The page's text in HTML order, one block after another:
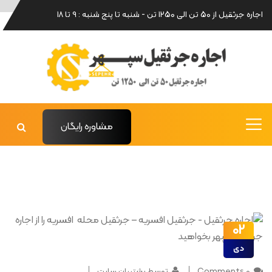
اجاره جرثقیل از 50 تن الی 1250 تن - شنبه تا پنج شنبه : 9 تا 18
مشاوره رایگان
02
دی